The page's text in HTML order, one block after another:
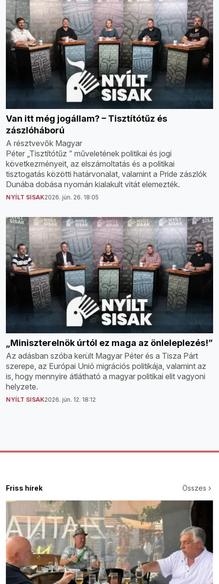
Van itt még jogállam? – Tisztítótűz és
zászlóháború
A résztvevők Magyar
Péter „Tisztítótűz ” műveletének politikai és jogi
következményeit, az elszámoltatás és a politikai
tisztogatás közötti határvonalat, valamint a Pride zászlók
Dunába dobása nyomán kialakult vitát elemezték.
NYÍLT SISAK2026. jún. 26. 18:05
„Miniszterelnök úrtól ez maga az önleleplezés!”
Az adásban szóba került Magyar Péter és a Tisza Párt
szerepe, az Európai Unió migrációs politikája, valamint az
is, hogy mennyire átlátható a magyar politikai elit vagyoni
helyzete.
NYÍLT SISAK2026. jún. 12. 18:12
Friss hírek Összes